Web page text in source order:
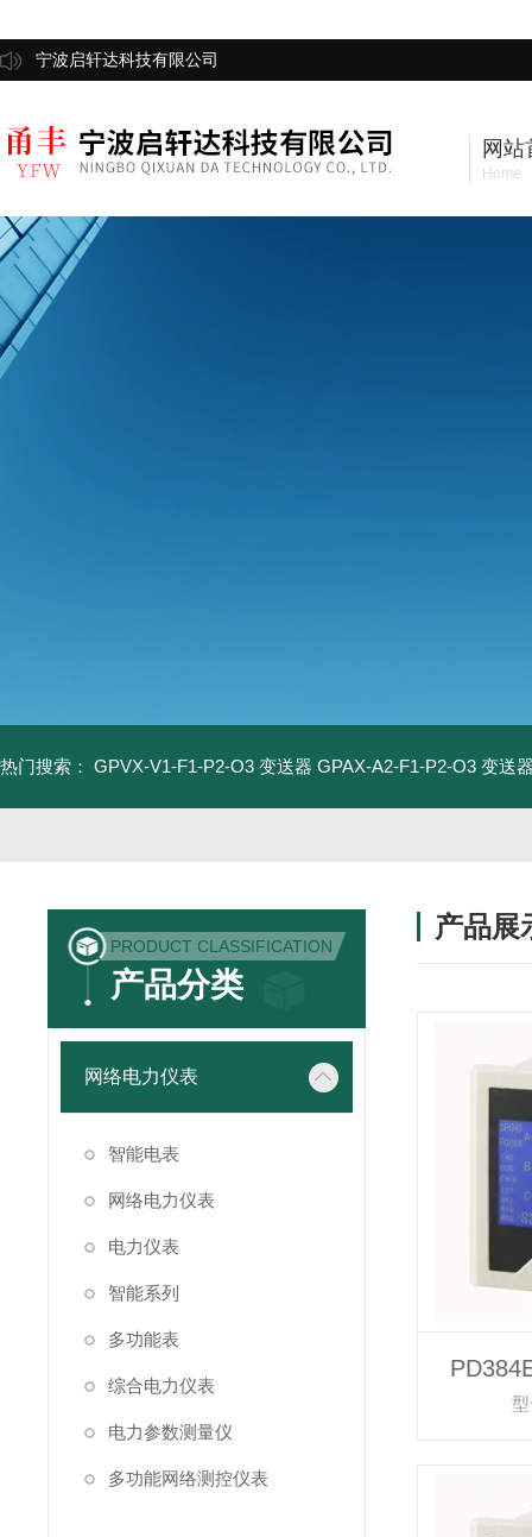
宁波启轩达科技有限公司
网站
Home
热门搜索： GPVX-V1-F1-P2-O3 变送器 GPAX-A2-F1-P2-O3 变送
PRODUCT CLASSIFICATION
产品分类
网络电力仪表
智能电表
网络电力仪表
电力仪表
智能系列
多功能表
综合电力仪表
电力参数测量仪
多功能网络测控仪表
产品展